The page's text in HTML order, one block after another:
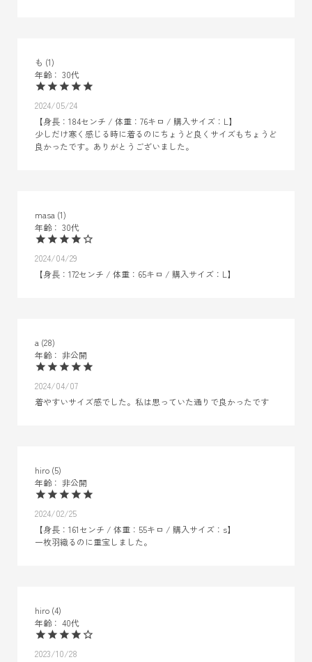
も 1
30代
2024/05/24
【身長：184センチ / 体重：76キロ / 購入サイズ：L】
少しだけ寒く感じる時に着るのにちょうど良くサイズもちょうど
良かったです。ありがとうございました。
masa 1
30代
2024/04/29
【身長：172センチ / 体重：65キロ / 購入サイズ：L】
a 28
非公開
2024/04/07
着やすいサイズ感でした。私は思っていた通りで良かったです
hiro 5
非公開
2024/02/25
【身長：161センチ / 体重：55キロ / 購入サイズ：s】
一枚羽織るのに重宝しました。
hiro 4
40代
2023/10/28